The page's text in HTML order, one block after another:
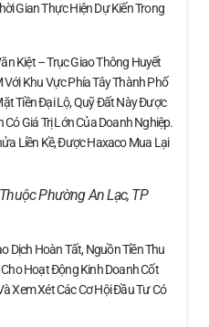
Gian Thực Hiện Dự Kiến Trong
Kiệt – Trục Giao Thông Huyết
Khu Vực Phía Tây Thành Phố
Tiền Đại Lộ, Quỹ Đất Này Được
Giá Trị Lớn Của Doanh Nghiệp.
Liền Kề, Được Haxaco Mua Lại
Phường An Lạc, TP
Dịch Hoàn Tất, Nguồn Tiền Thu
Hoạt Động Kinh Doanh Cốt
Xem Xét Các Cơ Hội Đầu Tư Có